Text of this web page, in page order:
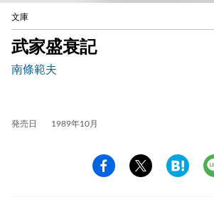
文庫
武家盛衰記
南條範夫
発売日 1989年10月